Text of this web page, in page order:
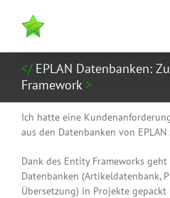
Inhalt
springen
EPLAN Datenbanken:
Framework
Ich hatte eine
aus den Datenbanken von EPLAN
Dank des Entity Frameworks
Datenbanken (Artikeldatenbank,
Übersetzung) in Projekte